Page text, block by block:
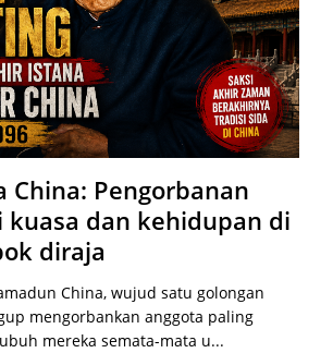
China: Pengorbanan
kuasa dan kehidupan di
diraja
China, wujud satu golongan
mengorbankan anggota paling
mereka semata-mata u...